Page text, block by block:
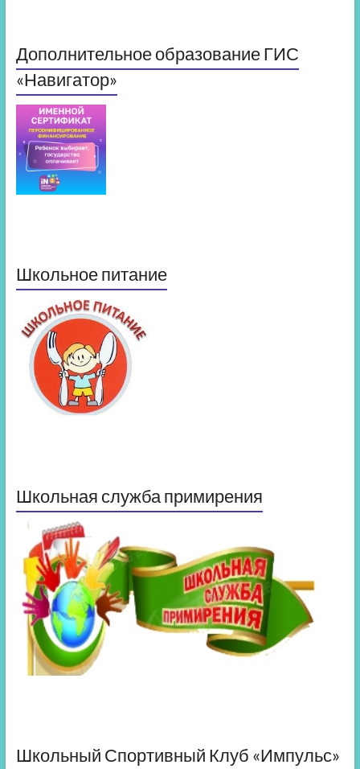
Дополнительное образование ГИС
«Навигатор»
Школьное питание
Школьная служба примирения
Школьный Спортивный Клуб «Импульс»